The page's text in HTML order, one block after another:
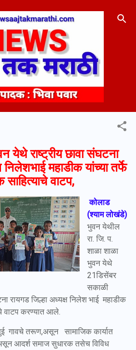
to main content
येथे राष्ट्रीय छावा संघटना
निलेशभाई महाडीक यांच्या तर्फे
साहित्याचे वाटप,
कोलाड
(श्याम लोखंडे)
भुवन येथील
रा. जि. प.
शाळा शाळा
भुवन येथे
21डिसेंबर
सकाळी
रायगड जिल्हा अध्यक्ष निलेश भाई महाडीक
वाटप करण्यात आले.
तरूण,असून सामाजिक कार्यात
आदर्श समाज सुधारक तसेच विविध